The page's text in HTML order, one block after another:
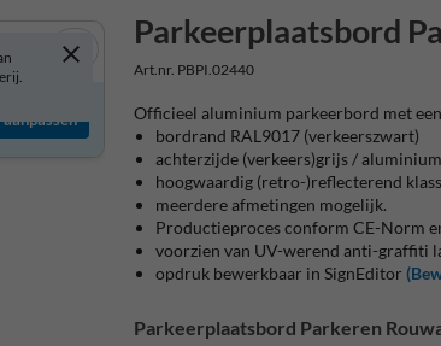
Parkeerplaatsbord
Art.nr. PBPI.02440
Officieel aluminium parkeerbord met
bordrand RAL9017 (verkeerszwart)
achterzijde (verkeers)grijs / aluminium
hoogwaardig (retro-)reflecterend
meerdere afmetingen mogelijk.
Productieproces conform CE-Norm
voorzien van UV-werend anti-graffiti
opdruk bewerkbaar in SignEditor
Parkeerplaatsbord Parkeren